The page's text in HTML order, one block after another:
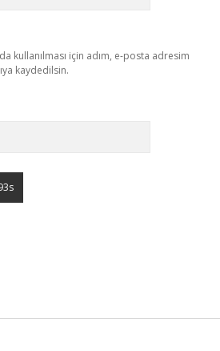
kullanılması için adım, e-posta adresim
kaydedilsin.